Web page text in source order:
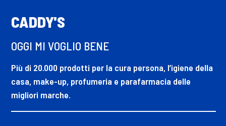
CADDY'S
OGGI MI VOGLIO BENE
Più di 20.000 prodotti per la cura persona, l’igiene della
casa, make-up, profumeria e parafarmacia delle
migliori marche.